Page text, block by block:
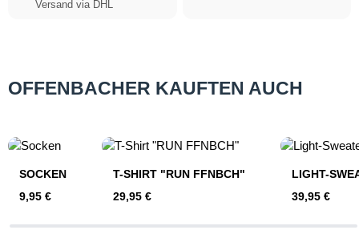
Versand via DHL
OFFENBACHER KAUFTEN AUCH
SOCKEN
Regulärer Preis:
9,95 €
T-SHIRT "RUN FFNBCH"
Regulärer Preis:
29,95 €
LIGHT-
Regulärer
39,95 €